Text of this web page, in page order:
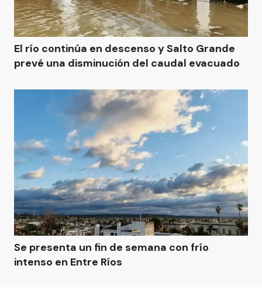
El río continúa en descenso y Salto Grande
prevé una disminución del caudal evacuado
Se presenta un fin de semana con frío
intenso en Entre Ríos